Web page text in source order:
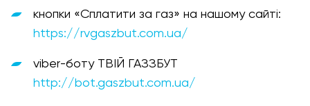
кнопки «Сплатити за газ» на нашому сайті:
https://rvgaszbut.com.ua/
viber-боту ТВІЙ ГАЗЗБУТ
http://bot.gaszbut.com.ua/